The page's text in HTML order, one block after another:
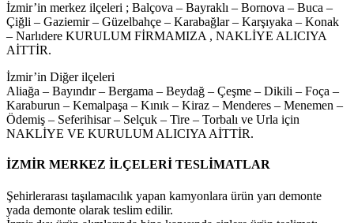
İzmir’in merkez ilçeleri ; Balçova – Bayraklı – Bornova – Buca –
Çiğli – Gaziemir – Güzelbahçe – Karabağlar – Karşıyaka – Konak
– Narlıdere KURULUM FİRMAMIZA , NAKLİYE ALICIYA
AİTTİR.
İzmir’in Diğer ilçeleri
Aliağa – Bayındır – Bergama – Beydağ – Çeşme – Dikili – Foça –
Karaburun – Kemalpaşa – Kınık – Kiraz – Menderes – Menemen –
Ödemiş – Seferihisar – Selçuk – Tire – Torbalı ve Urla için
NAKLİYE VE KURULUM ALICIYA AİTTİR.
İZMİR MERKEZ İLÇELERİ TESLİMATLAR
Şehirlerarası taşılamacılık yapan kamyonlara ürün yarı demonte
yada demonte olarak teslim edilir.